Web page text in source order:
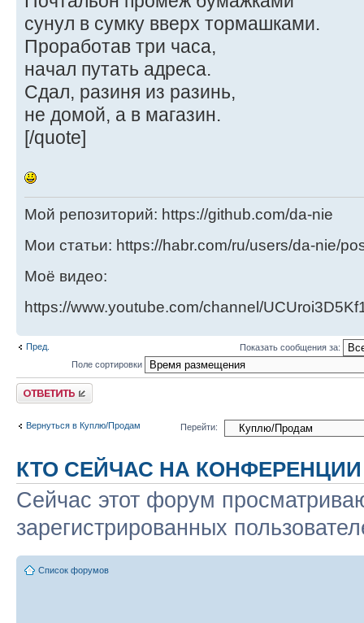
сунул в сумку вверх тормашками.
Проработав три часа,
начал путать адреса.
Сдал, разиня из разинь,
не домой, а в магазин.
[/quote]
Мой репозиторий: https://github.com/da-nie
Мои статьи: https://habr.com/ru/users/da-nie/
Моё видео:
https://www.youtube.com/channel/
Пред.
Показать сообщения за:
Поле сортировки
Ответить
Вернуться в Куплю/Продам Перейти:
КТО СЕЙЧАС НА КОНФЕРЕНЦИИ
Сейчас этот форум
зарегистрированных
Список форумов